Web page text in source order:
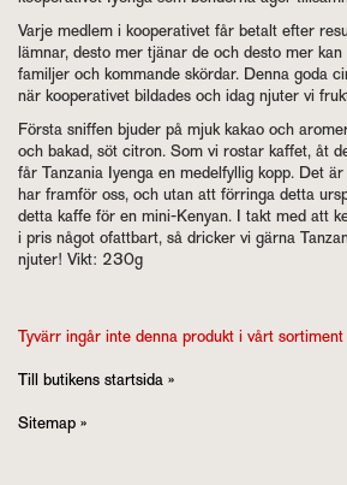
Varje medlem i kooperativet får betalt efter
lämnar, desto mer tjänar de och desto mer
familjer och kommande skördar. Denna goda
när kooperativet bildades och idag njuter vi
Första sniffen bjuder på mjuk kakao och
och bakad, söt citron. Som vi rostar kaffet, åt
får Tanzania Iyenga en medelfyllig kopp. Det
har framför oss, och utan att förringa detta
detta kaffe för en mini-Kenyan. I takt med att
i pris något ofattbart, så dricker vi gärna
njuter! Vikt: 230g
Tyvärr ingår inte denna produkt i vårt
Till butikens startsida »
Sitemap »